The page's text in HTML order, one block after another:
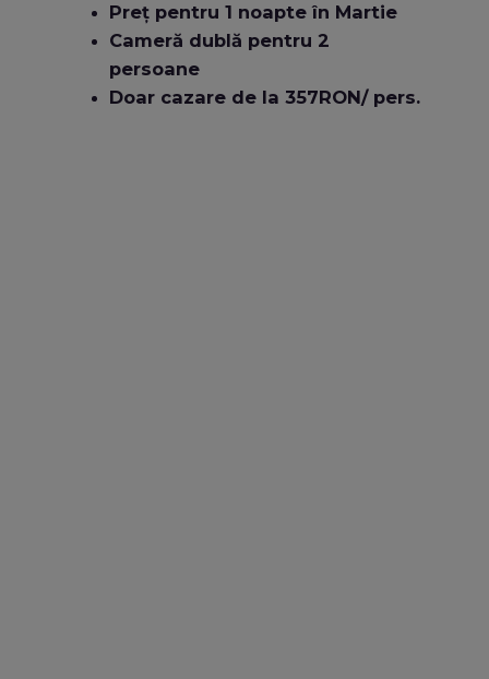
Preț pentru 1 noapte în Martie
Cameră dublă pentru 2
persoane
Doar cazare de la 357RON/ pers.